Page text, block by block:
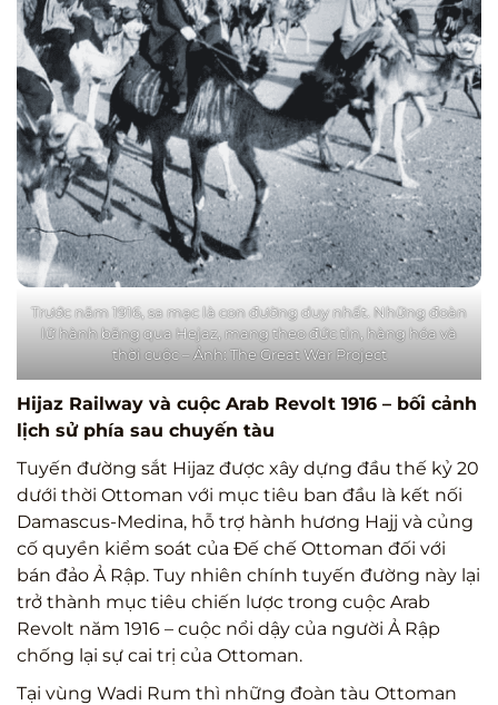
Trước năm 1916, sa mạc là con đường duy nhất. Những đoàn
lữ hành băng qua Hejaz, mang theo đức tin, hàng hóa và
thời cuộc – Ảnh: The Great War Project
Hijaz Railway và cuộc Arab Revolt 1916 – bối cảnh
lịch sử phía sau chuyến tàu
Tuyến đường sắt Hijaz được xây dựng đầu thế kỷ 20
dưới thời Ottoman với mục tiêu ban đầu là kết nối
Damascus-Medina, hỗ trợ hành hương Hajj và củng
cố quyền kiểm soát của Đế chế Ottoman đối với
bán đảo Ả Rập. Tuy nhiên chính tuyến đường này lại
trở thành mục tiêu chiến lược trong cuộc Arab
Revolt năm 1916 – cuộc nổi dậy của người Ả Rập
chống lại sự cai trị của Ottoman.
Tại vùng Wadi Rum thì những đoàn tàu Ottoman